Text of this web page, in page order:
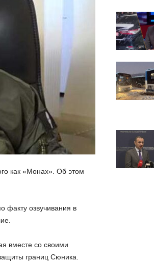
как «Монах». Об этом
факту озвучивания в
вместе со своими
границ Сюника.